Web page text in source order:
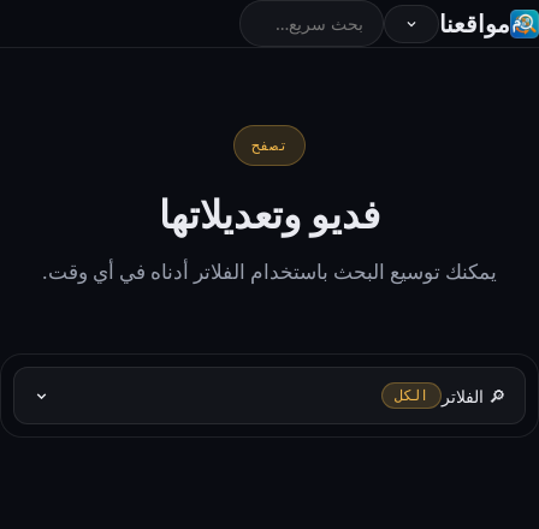
مواقعنا
تصفح
فديو وتعديلاتها
يمكنك توسيع البحث باستخدام الفلاتر أدناه في أي وقت.
🔎 الفلاتر الكل